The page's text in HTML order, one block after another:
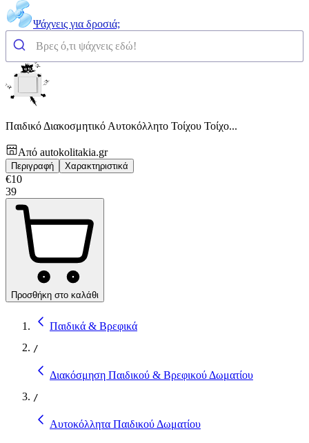
Ψάχνεις για δροσιά;
Παιδικό Διακοσμητικό Αυτοκόλλητο Τοίχου Τοίχο...
Από autokolitakia.gr
Περιγραφή Χαρακτηριστικά
€10
39
Προσθήκη στο καλάθι
Παιδικά & Βρεφικά
/
Διακόσμηση Παιδικού & Βρεφικού Δωματίου
/
Αυτοκόλλητα Παιδικού Δωματίου